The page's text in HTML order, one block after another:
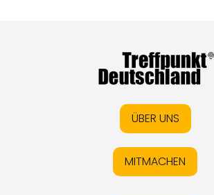
ÜBER UNS
MITMACHEN